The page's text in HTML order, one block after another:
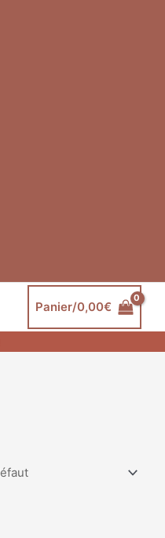
Panier/0,00€